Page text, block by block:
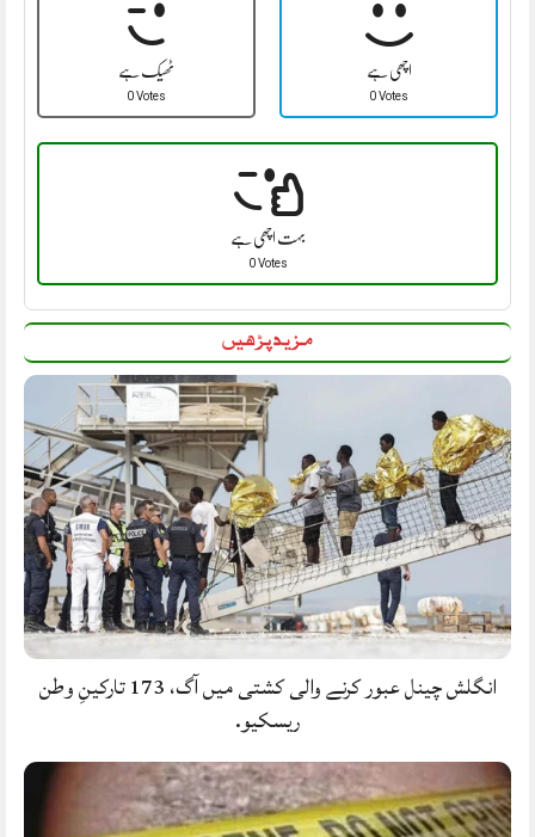
ٹھیک ہے
0 Votes
اچھی ہے
0 Votes
بہت اچھی ہے
0 Votes
مزید پڑھیں
انگلش چینل عبور کرنے والی کشتی میں آگ، 173 تارکینِ وطن
ریسکیو.